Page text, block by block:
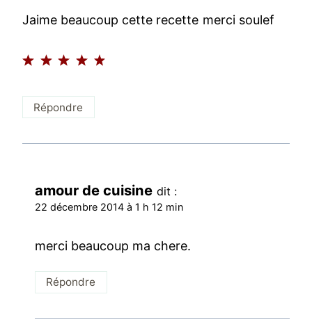
Jaime beaucoup cette recette merci soulef
Répondre
amour de cuisine dit :
22 décembre 2014 à 1 h 12 min
merci beaucoup ma chere.
Répondre